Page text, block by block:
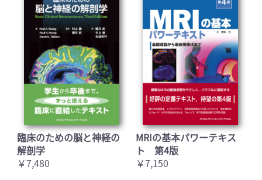
臨床のための脳と神経の
解剖学
￥7,480
MRIの基本パワーテキス
ト 第4版
￥7,150